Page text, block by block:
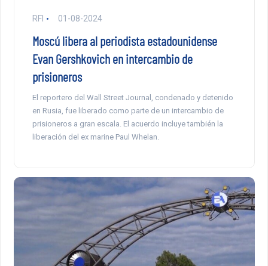
RFI 01-08-2024
Moscú libera al periodista estadounidense
Evan Gershkovich en intercambio de
prisioneros
El reportero del Wall Street Journal, condenado y detenido
en Rusia, fue liberado como parte de un intercambio de
prisioneros a gran escala. El acuerdo incluye también la
liberación del ex marine Paul Whelan.